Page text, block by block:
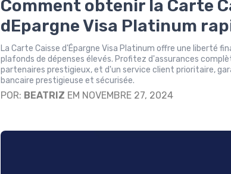
Comment obtenir la Carte
dEpargne Visa Platinum
La Carte Caisse d'Épargne Visa Platinum offre une liberté
plafonds de dépenses élevés. Profitez d'assurances
partenaires prestigieux, et d'un service client prioritaire,
bancaire prestigieuse et sécurisée.
POR: BEATRIZ EM NOVEMBRE 27, 2024